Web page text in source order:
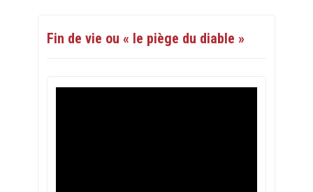
Fin de vie ou « le piège du diable »